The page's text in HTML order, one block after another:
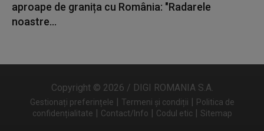
aproape de granița cu România: "Radarele
noastre...
Copyright © 2026 / DIGI ROMANIA S.A.
Gestionați preferințele | Termeni și condiții | Politica de
confidențialitate | Contact/Info | Codul etic | Sitemap